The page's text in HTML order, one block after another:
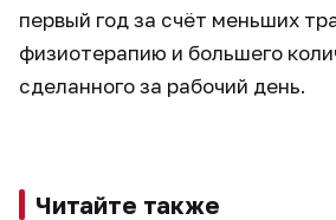
первый год за счёт меньших
физиотерапию и большего
сделанного за рабочий день.
Читайте также